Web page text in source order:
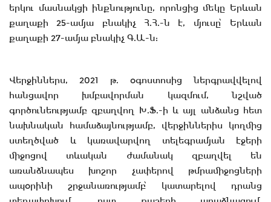
երկու մասնակցի ինքնությունը, որոնցից մեկը Երևան
քաղաքի 25-ամյա բնակիչ Հ.Հ.-ն է, մյուսը՝ Երևան
քաղաքի 27-ամյա բնակիչ Գ.Ա.-ն:
Վերջիններս, 2021 թ. օգոստոսից ներգրավվելով
հանցավոր խմբավորման կազմում, նշված
գործունեությամբ զբաղվող Խ.Ֆ.-ի և այլ անձանց հետ
նախնական համաձայնությամբ, վերջիններիս կողմից
ստեղծված և կառավարվող տելեգրամյան էջերի
միջոցով տևական ժամանակ զբաղվել են
առանձնապես խոշոր չափերով թմրամիջոցների
ապօրինի շրջանառությամբ՝ կատարելով դրանց